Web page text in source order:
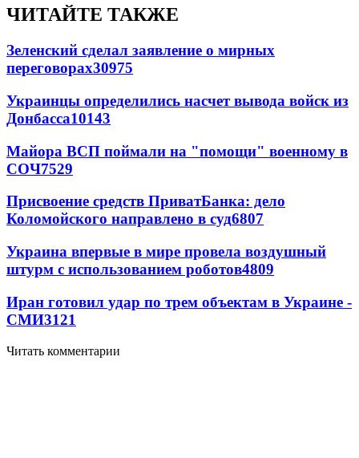
ЧИТАЙТЕ ТАКЖЕ
Зеленский сделал заявление о мирных
переговорах30975
Украинцы определились насчет вывода войск из
Донбасса10143
Майора ВСП поймали на "помощи" военному в
СОЧ7529
Присвоение средств ПриватБанка: дело
Коломойского направлено в суд6807
Украина впервые в мире провела воздушный
штурм с использованием роботов4809
Иран готовил удар по трем объектам в Украине -
СМИ3121
Читать комментарии